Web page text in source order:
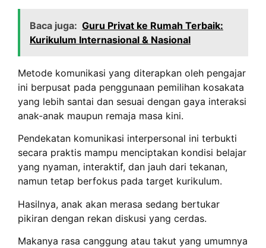
Baca juga: Guru Privat ke Rumah Terbaik:
Kurikulum Internasional & Nasional
Metode komunikasi yang diterapkan oleh pengajar
ini berpusat pada penggunaan pemilihan kosakata
yang lebih santai dan sesuai dengan gaya interaksi
anak-anak maupun remaja masa kini.
Pendekatan komunikasi interpersonal ini terbukti
secara praktis mampu menciptakan kondisi belajar
yang nyaman, interaktif, dan jauh dari tekanan,
namun tetap berfokus pada target kurikulum.
Hasilnya, anak akan merasa sedang bertukar
pikiran dengan rekan diskusi yang cerdas.
Makanya rasa canggung atau takut yang umumnya